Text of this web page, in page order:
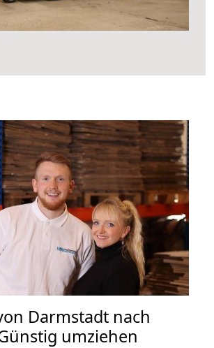
Darmstadt nach
umziehen